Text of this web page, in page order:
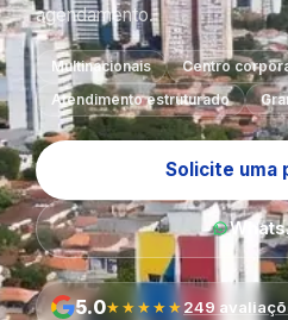
agendamento.
Multinacionais Centro
Atendimento estruturado
Solicite uma
5.0★★★★★249